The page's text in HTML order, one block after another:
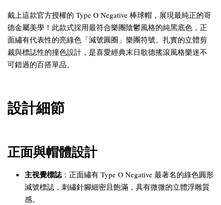
戴上這款官方授權的 Type O Negative 棒球帽，展現最純正的哥
德金屬美學！此款式採用最符合樂團陰鬱風格的純黑底色，正
面繡有代表性的亮綠色「減號圓圈」樂團符號。扎實的立體剪
裁與標誌性的撞色設計，是喜愛經典末日歌德搖滾風格樂迷不
可錯過的百搭單品。
設計細節
正面與帽體設計
主視覺標誌：正面繡有 Type O Negative 最著名的綠色圓形
減號標誌，刺繡針腳細密且飽滿，具有微微的立體浮雕質
感。